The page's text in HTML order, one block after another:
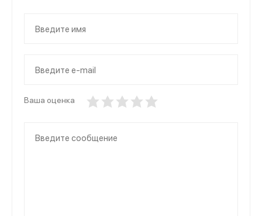
Ваша оценка